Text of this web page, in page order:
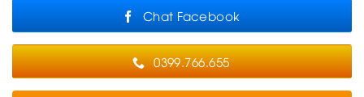
Chat Facebook
0399.766.655